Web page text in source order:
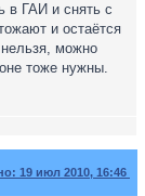
в ГАИ и снять с
и остаётся
можно
тоже нужны.
19 июл 2010, 16:46